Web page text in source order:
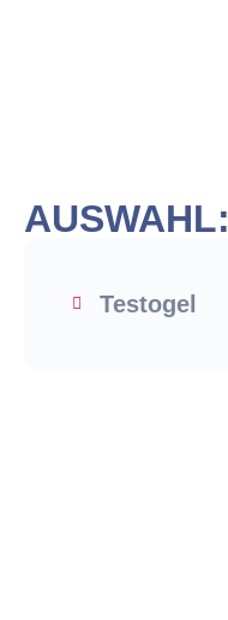
AUSWAHL:
Testogel